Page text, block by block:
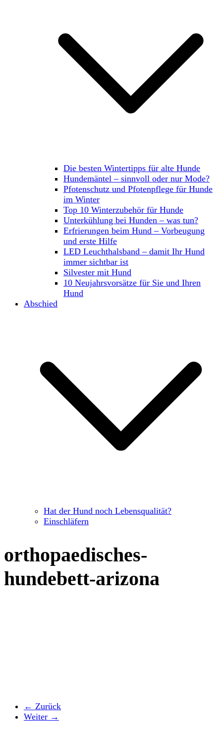
Die besten Wintertipps für alte Hunde
Hundemäntel – sinnvoll oder nur Mode?
Pfotenschutz und Pfotenpflege für Hunde
im Winter
Top 10 Winterzubehör für Hunde
Unterkühlung bei Hunden – was tun?
Erfrierungen beim Hund – Vorbeugung
und erste Hilfe
LED Leuchthalsband – damit Ihr Hund
immer sichtbar ist
Silvester mit Hund
10 Neujahrsvorsätze für Sie und Ihren
Hund
Abschied
Hat der Hund noch Lebensqualität?
Einschläfern
orthopaedisches-
hundebett-arizona
← Zurück
Weiter →